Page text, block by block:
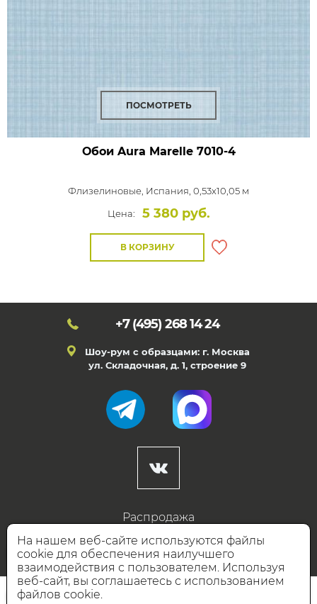
ПОСМОТРЕТЬ
Обои Aura Marelle7010-4
Флизелиновые, Испания, 0,53x10,05 м
Цена:
5 380 руб.
В КОРЗИНУ
+7 (495) 268 14 24
Шоу-рум с образцами: г. Москва
ул. Складочная, д. 1, строение 9
Распродажа
Готовые дизайны
Дизайнерам
НАШИ ПАРТНЁРЫ
На нашем веб-сайте используются файлы
cookie для обеспечения наилучшего
взаимодействия с пользователем. Используя
веб-сайт, вы соглашаетесь с использованием
файлов cookie.